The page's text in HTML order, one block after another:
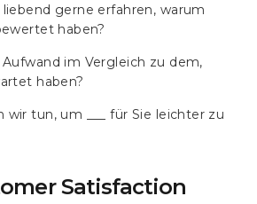
gerne erfahren, warum
haben?
im Vergleich zu dem,
haben?
wir tun, um ___ für Sie leichter zu
Satisfaction